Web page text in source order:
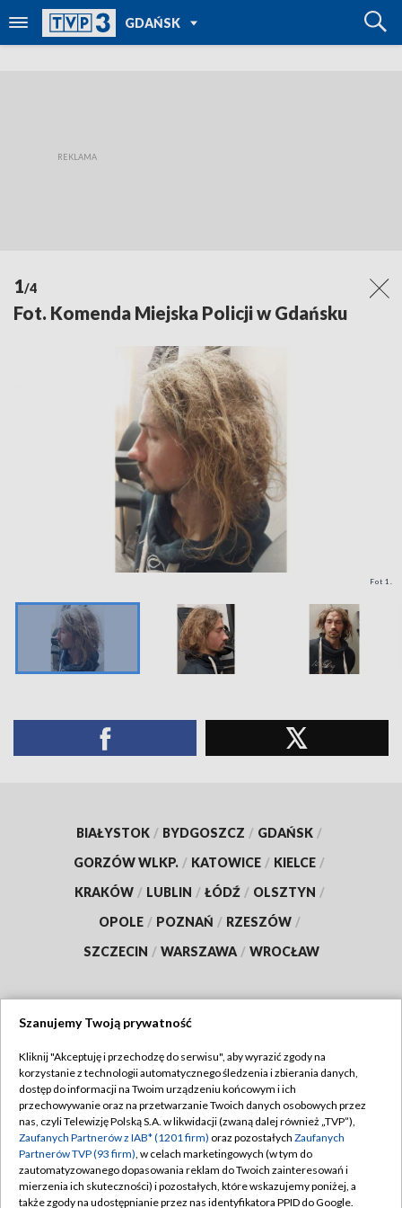
GDAŃSK
POWRÓT DO
TVP REGIONY
1/4
Fot. Komenda Miejska Policji w Gdańsku
Fot 1.
BIAŁYSTOK / BYDGOSZCZ / GDAŃSK /
GORZÓW WLKP. / KATOWICE / KIELCE /
KRAKÓW / LUBLIN / ŁÓDŹ / OLSZTYN /
OPOLE / POZNAŃ / RZESZÓW /
SZCZECIN / WARSZAWA / WROCŁAW
TVP
Abonament TVP
Emisja w TVP
Centrum informacji TVP
Naziemna Telewizja Cyfrowa
Regulamin TVP
Polityka prywatności
Moje zgody
Pomoc
Szanujemy Twoją prywatność
Kliknij "Akceptuję i przechodzę do serwisu", aby wyrazić zgody na
korzystanie z technologii automatycznego śledzenia i zbierania danych,
dostęp do informacji na Twoim urządzeniu końcowym i ich
przechowywanie oraz na przetwarzanie Twoich danych osobowych przez
nas, czyli Telewizję Polską S.A. w likwidacji (zwaną dalej również „TVP”),
Zaufanych Partnerów z IAB* (1201 firm) oraz pozostałych Zaufanych
Partnerów TVP (93 firm), w celach marketingowych (w tym do
zautomatyzowanego dopasowania reklam do Twoich zainteresowań i
mierzenia ich skuteczności) i pozostałych, które wskazujemy poniżej, a
także zgody na udostępnianie przez nas identyfikatora PPID do Google.